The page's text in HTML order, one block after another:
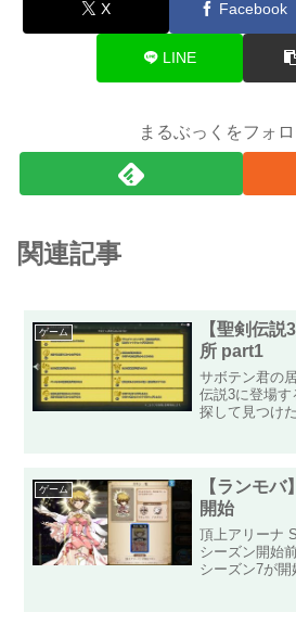
X Facebook
LINE
まるぶっくをフォ
関連記事
ゲーム
【聖剣伝
所 part1
サボテン君の
伝説3に登場す
探して見つけ
こちらpart3...
ゲーム
【ランモ
開始
頂上アリーナ
シーズン開始
シーズン7が